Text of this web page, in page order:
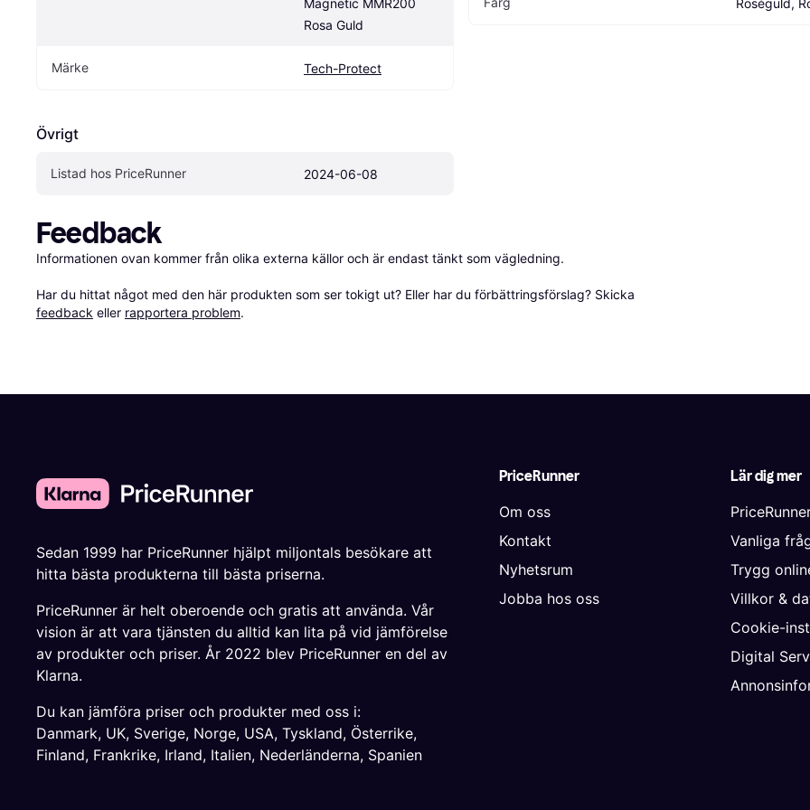
Magnetic MMR200
Rosa Guld
Märke Tech-Protect
Övrigt
Listad hos PriceRunner 2024-06-08
Roséguld,
Feedback
Informationen ovan kommer från olika externa källor och är endast tänkt som vägledning.
Har du hittat något med den här produkten som ser tokigt ut? Eller har du förbättringsförslag? Skicka
feedback eller rapportera problem.
PriceRunner
Om oss
Kontakt
Nyhetsrum
Jobba hos oss
Lär dig mer
Vanliga
Trygg
Villkor &
Cookie-
Digital
Sedan 1999 har PriceRunner hjälpt miljontals besökare att
hitta bästa produkterna till bästa priserna.
PriceRunner är helt oberoende och gratis att använda. Vår
vision är att vara tjänsten du alltid kan lita på vid jämförelse
av produkter och priser. År 2022 blev PriceRunner en del av
Klarna.
Du kan jämföra priser och produkter med oss i:
Danmark, UK, Sverige, Norge, USA, Tyskland, Österrike,
Finland, Frankrike, Irland, Italien, Nederländerna, Spanien